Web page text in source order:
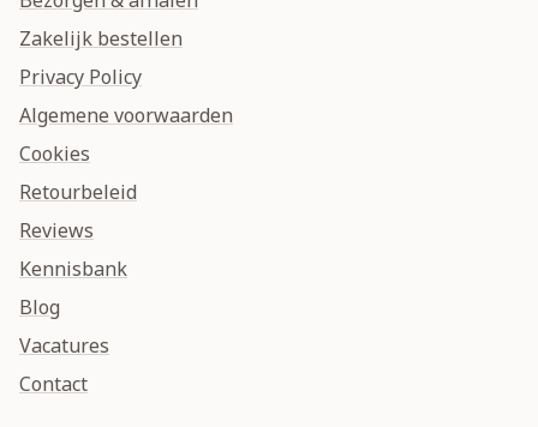
Zakelijk bestellen
Privacy Policy
Algemene voorwaarden
Cookies
Retourbeleid
Reviews
Kennisbank
Blog
Vacatures
Contact